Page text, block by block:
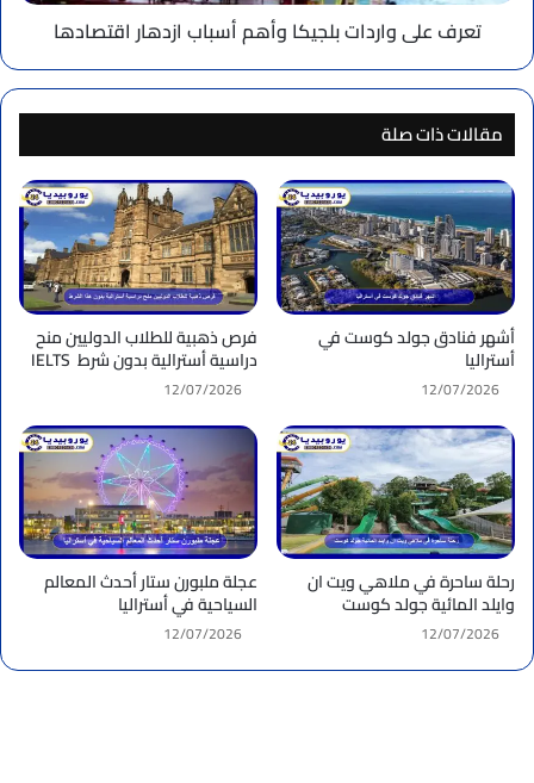
تعرف على واردات بلجيكا وأهم أسباب ازدهار اقتصادها
مقالات ذات صلة
أشهر فنادق جولد كوست في
أستراليا
12/07/2026
فرص ذهبية للطلاب الدوليين منح
دراسية أسترالية بدون شرط IELTS
12/07/2026
رحلة ساحرة في ملاهي ويت ان
وايلد المائية جولد كوست
12/07/2026
عجلة ملبورن ستار أحدث المعالم
السياحية في أستراليا
12/07/2026